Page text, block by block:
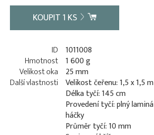
KOUPIT1 KS
ID 1011008
Hmotnost 1 600 g
Velikost oka
25 mm
Další vlastnosti Velikost čeřenu: 1,5 x 1,5 m
Délka tyčí: 145 cm
Provedení tyčí: plný
háčky
Průměr tyčí: 10 mm